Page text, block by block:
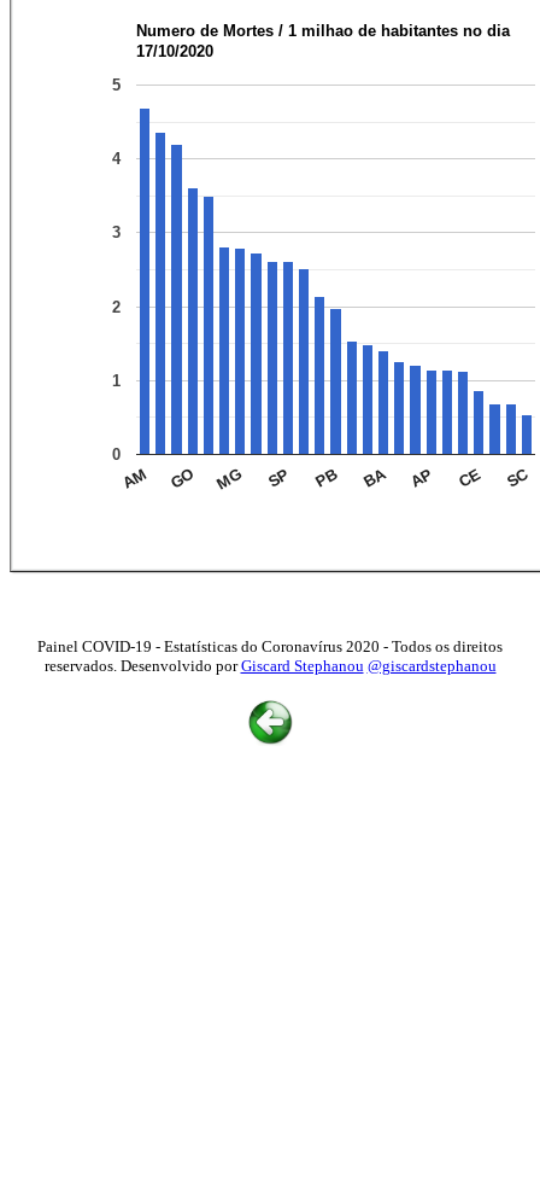
Numero de Mortes / 1 milhao de habitantes no dia
17/10/2020
AM GO MG SP PB BA AP CE SC
0
1
2
3
4
5
Painel COVID-19 - Estatísticas do Coronavírus 2020 - Todos os direitos
reservados. Desenvolvido porGiscard Stephanou @giscardstephanou